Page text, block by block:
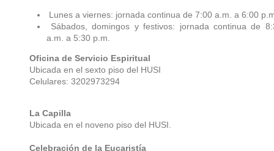
Lunes a viernes: jornada continua de 7:00 a.m. a 6:00
Sábados, domingos y festivos: jornada continua de
a.m. a 5:30 p.m.
Oficina de Servicio Espiritual
Ubicada en el sexto piso del HUSI
Celulares: 3202973294
La Capilla
Ubicada en el noveno piso del HUSI.
Celebración de la Eucaristía